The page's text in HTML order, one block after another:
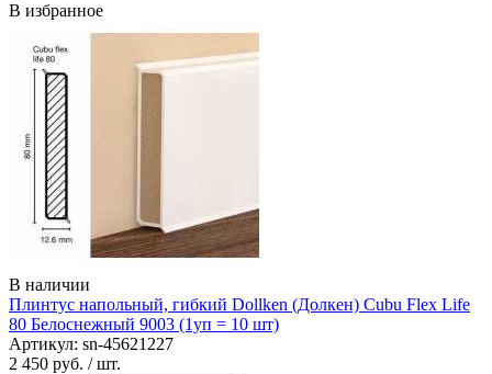
В избранное
В наличии
Плинтус напольный, гибкий Dollken (Долкен) Cubu Flex Life
80 Белоснежный 9003 (1уп = 10 шт)
Артикул: sn-45621227
2 450 руб. / шт.